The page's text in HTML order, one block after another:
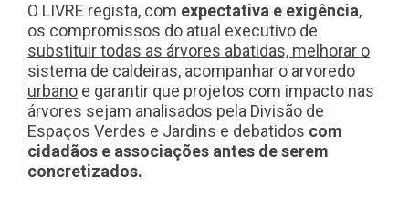
O LIVRE regista, com expectativa e exigência,
os compromissos do atual executivo de
substituir todas as árvores abatidas, melhorar o
sistema de caldeiras, acompanhar o arvoredo
urbano e garantir que projetos com impacto nas
árvores sejam analisados pela Divisão de
Espaços Verdes e Jardins e debatidos com
cidadãos e associações antes de serem
concretizados.